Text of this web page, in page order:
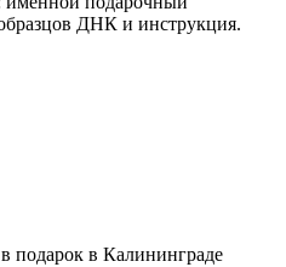
ДНК и инструкция.
подарок в Калининграде